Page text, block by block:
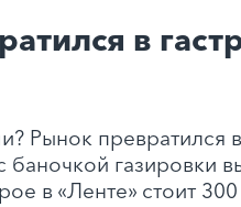
в
Рынок превратился
баночкой газировки
в «Ленте» стоит